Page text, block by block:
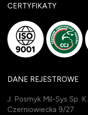
CERTYFIKATY
DANE REJESTROWE
J. Posmyk Mil-Sys Sp. K.
Czerniowiecka 9/27